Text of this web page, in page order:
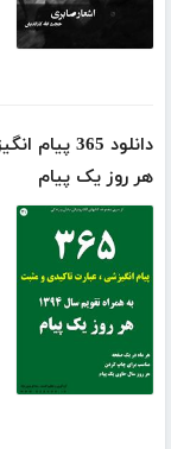
هر روز یک پیام